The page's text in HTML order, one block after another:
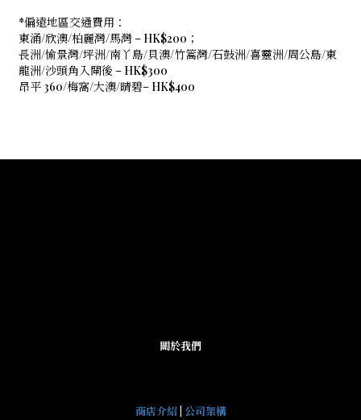
*偏遠地區交通費用：
東涌/欣澳/柏麗灣/馬灣 – HK$200；
長洲/愉景灣/坪洲/南丫島/貝澳/竹篙灣/石鼓洲/喜靈洲/周公島/東
龍洲/沙頭角入閘後 – HK$300
昂平 360/梅窩/大澳/晴碧– HK$400
關於我們
商店介紹| 公司架構